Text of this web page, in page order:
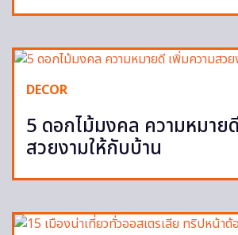
DECOR
5 ดอกไม้มงคล ความหมาย
สวยงามให้กับบ้าน